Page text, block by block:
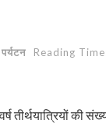
पर्यटन Reading
तीर्थयात्रियों की